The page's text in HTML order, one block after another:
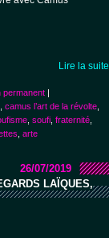
Lire la suite
permanent |
camus l’art de la révolte
soufi fraternité
arte
26/07/2019
LAÏQUES,